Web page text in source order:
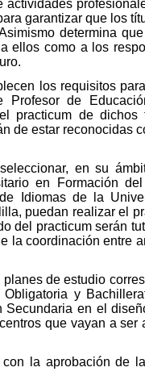
garantizar que los
determina
ellos como a los
los requisitos
de
practicum de
de estar reconocidas
en su
en Formación
Idiomas de la
puedan realizar el
del practicum serán
la coordinación entre
de estudio
y
en el
que vayan a ser
la aprobación de